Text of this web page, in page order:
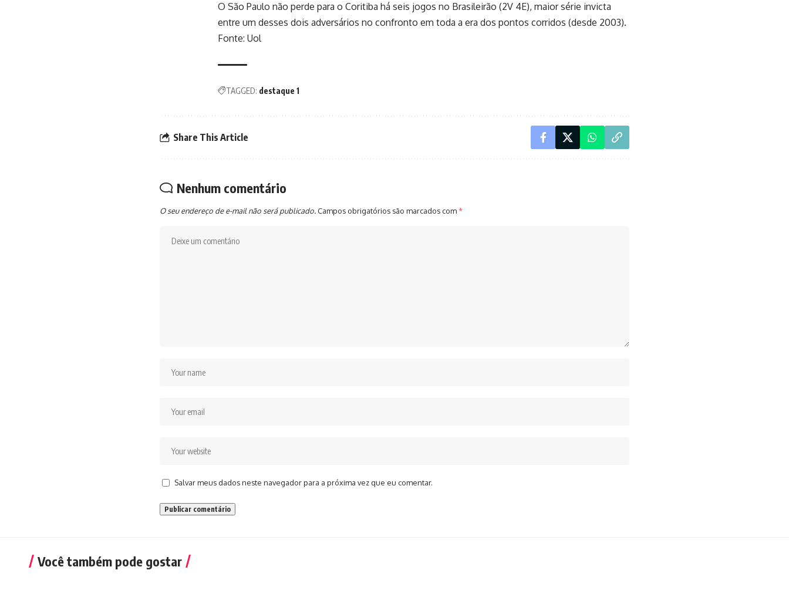
O São Paulo não perde para o Coritiba há seis jogos no Brasileirão (2V 4E), maior série invicta
entre um desses dois adversários no confronto em toda a era dos pontos corridos (desde 2003).
Fonte: Uol
TAGGED: destaque 1
Share This Article
Nenhum comentário
O seu endereço de e-mail não será publicado. Campos obrigatórios são marcados com*
Salvar meus dados neste navegador para a próxima vez que eu comentar.
Você também pode gostar